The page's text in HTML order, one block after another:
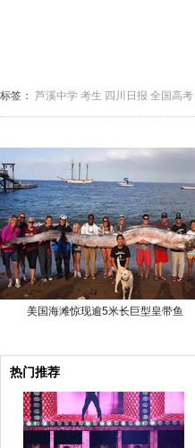
标签： 芦溪中学 考生 四川日报 全国高考
美国海滩惊现逾5米长巨型皇带鱼
热门推荐